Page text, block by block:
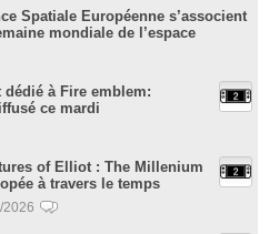
Spatiale Européenne s’associent
mondiale de l’espace
à Fire emblem:
ce mardi
of Elliot : The Millenium
à travers le temps
2026